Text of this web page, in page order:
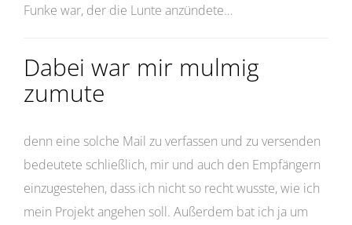
Funke war, der die Lunte anzündete…
Dabei war mir mulmig
zumute
denn eine solche Mail zu verfassen und zu versenden
bedeutete schließlich, mir und auch den Empfängern
einzugestehen, dass ich nicht so recht wusste, wie ich
mein Projekt angehen soll. Außerdem bat ich ja um